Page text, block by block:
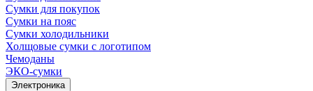
Сумки для покупок
Сумки на пояс
Сумки холодильники
Холщовые сумки с логотипом
Чемоданы
ЭКО-сумки
Электроника